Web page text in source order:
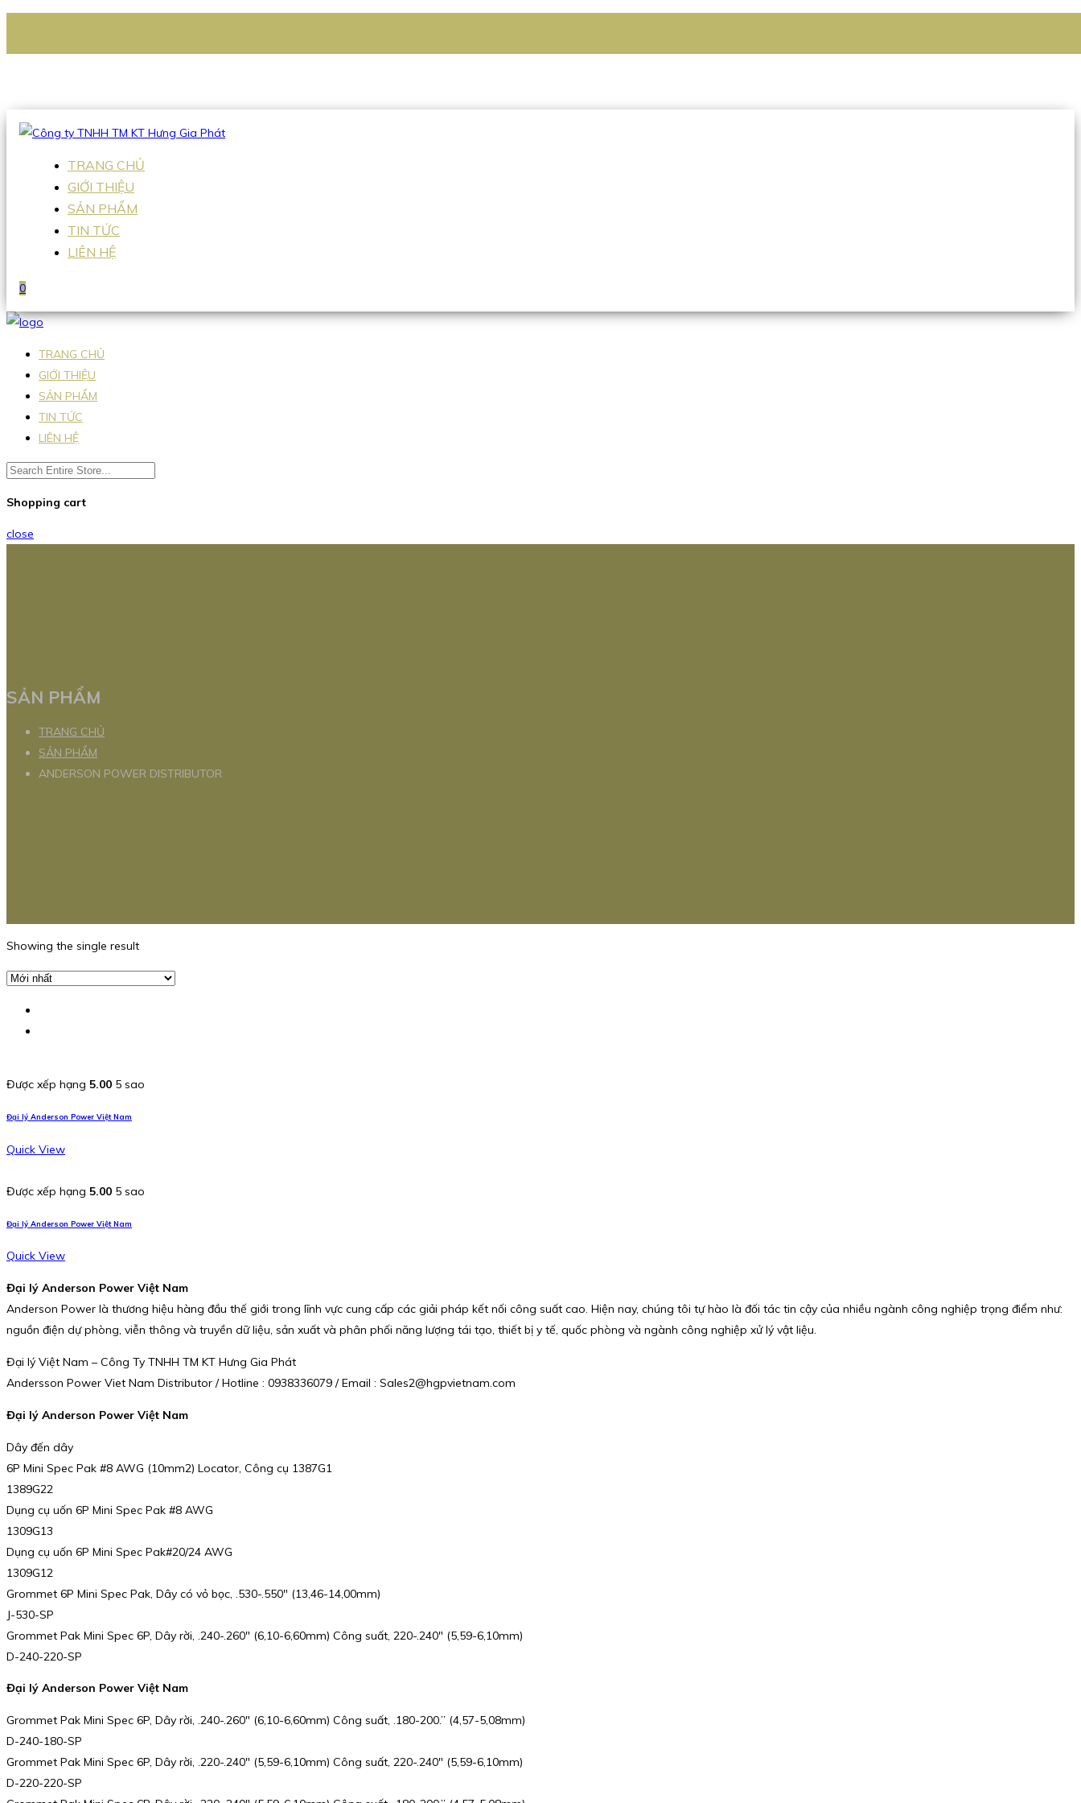
Hotline:0938 336 079
TRANG CHỦ
GIỚI THIỆU
SẢN PHẨM
TIN TỨC
LIÊN HỆ
0
TRANG CHỦ
GIỚI THIỆU
SẢN PHẨM
TIN TỨC
LIÊN HỆ
Shopping cart
close
SẢN PHẨM
TRANG CHỦ
SẢN PHẨM
ANDERSON POWER DISTRIBUTOR
Showing the single result
Được xếp hạng 5.00 5 sao
Đại lý Anderson Power Việt Nam
Quick View
Được xếp hạng 5.00 5 sao
Đại lý Anderson Power Việt Nam
Quick View
Đại lý Anderson Power Việt Nam
Anderson Power là thương hiệu hàng đầu thế giới trong lĩnh vực cung cấp các giải pháp kết nối công suất cao. Hiện nay, chúng tôi tự hào là đối tác tin cậy của nhiều ngành công nghiệp trọng điểm như:
nguồn điện dự phòng, viễn thông và truyền dữ liệu, sản xuất và phân phối năng lượng tái tạo, thiết bị y tế, quốc phòng và ngành công nghiệp xử lý vật liệu.
Đại lý Việt Nam – Công Ty TNHH TM KT Hưng Gia Phát
Andersson Power Viet Nam Distributor / Hotline : 0938336079 / Email : Sales2@hgpvietnam.com
Đại lý Anderson Power Việt Nam
Dây đến dây
6P Mini Spec Pak #8 AWG (10mm2) Locator, Công cụ 1387G1
1389G22
Dụng cụ uốn 6P Mini Spec Pak #8 AWG
1309G13
Dụng cụ uốn 6P Mini Spec Pak#20/24 AWG
1309G12
Grommet 6P Mini Spec Pak, Dây có vỏ bọc, .530-.550″ (13,46-14,00mm)
J-530-SP
Grommet Pak Mini Spec 6P, Dây rời, .240-.260″ (6,10-6,60mm) Công suất, 220-.240″ (5,59-6,10mm)
D-240-220-SP
Đại lý Anderson Power Việt Nam
Grommet Pak Mini Spec 6P, Dây rời, .240-.260″ (6,10-6,60mm) Công suất, .180-200.” (4,57-5,08mm)
D-240-180-SP
Grommet Pak Mini Spec 6P, Dây rời, .220-.240″ (5,59-6,10mm) Công suất, 220-.240″ (5,59-6,10mm)
D-220-220-SP